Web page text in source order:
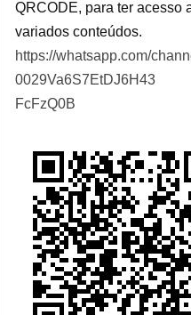
QRCODE, para ter acesso
variados conteúdos.
https://whatsapp.com/
0029Va6S7EtDJ6H43
FcFzQ0B